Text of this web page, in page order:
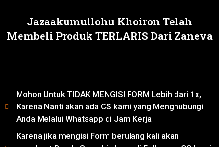
Jazaakumullohu Khoiron Telah
Membeli Produk TERLARIS Dari Zaneva
Mohon Untuk TIDAK MENGISI FORM Lebih dari 1x,
Karena Nanti akan ada CS kami yang Menghubungi
Anda Melalui Whatsapp di Jam Kerja
Karena jika mengisi Form berulang kali akan